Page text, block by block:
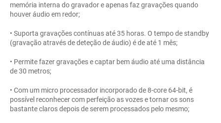
memória interna do gravador e apenas faz gravações quando
houver áudio em redor;
• Suporta gravações contínuas até 35 horas. O tempo de standby
(gravação através de deteção de áudio) é de até 1 mês;
• Permite fazer gravações e captar bem áudio até uma distância
de 30 metros;
• Com um micro processador incorporado de 8-core 64-bit, é
possível reconhecer com perfeição as vozes e tornar os sons
bastante claros depois de serem processados pelo mesmo;